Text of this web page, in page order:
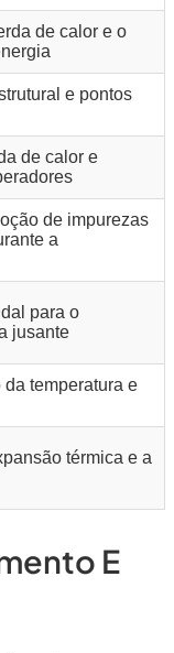
de calor e o
e pontos
de calor e
de impurezas
a
para o
jusante
da temperatura e
térmica e a
E